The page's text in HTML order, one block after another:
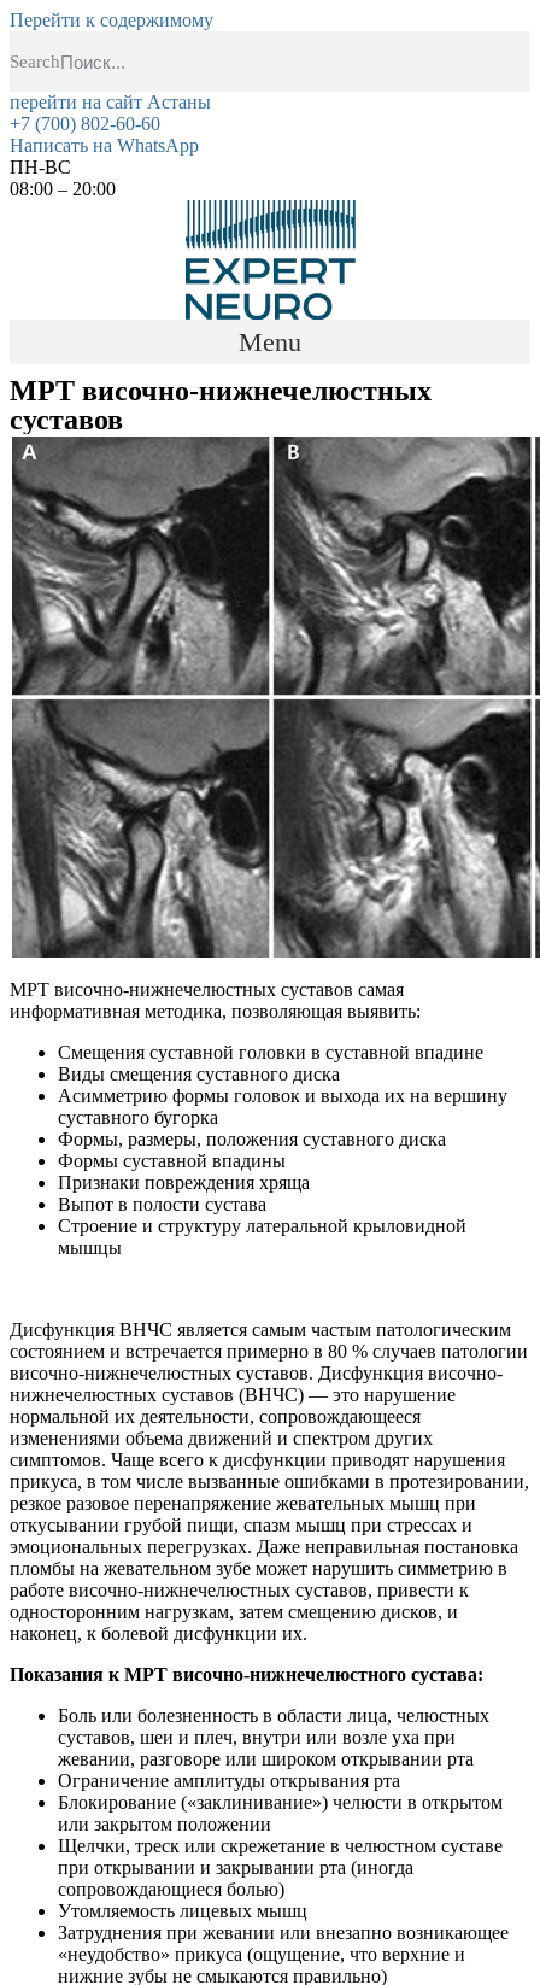
Перейти к содержимому
Search
перейти на сайт Астаны
+7 (700) 802-60-60
Написать на WhatsApp
ПН-ВС
08:00 – 20:00
Menu
МРТ височно-нижнечелюстных
суставов
МРТ височно-нижнечелюстных суставов самая
информативная методика, позволяющая выявить:
Смещения суставной головки в суставной впадине
Виды смещения суставного диска
Асимметрию формы головок и выхода их на вершину
суставного бугорка
Формы, размеры, положения суставного диска
Формы суставной впадины
Признаки повреждения хряща
Выпот в полости сустава
Строение и структуру латеральной крыловидной
мышцы
Дисфункция ВНЧС является самым частым патологическим
состоянием и встречается примерно в 80 % случаев патологии
височно-нижнечелюстных суставов. Дисфункция височно-
нижнечелюстных суставов (ВНЧС) — это нарушение
нормальной их деятельности, сопровождающееся
изменениями объема движений и спектром других
симптомов. Чаще всего к дисфункции приводят нарушения
прикуса, в том числе вызванные ошибками в протезировании,
резкое разовое перенапряжение жевательных мышц при
откусывании грубой пищи, спазм мышц при стрессах и
эмоциональных перегрузках. Даже неправильная постановка
пломбы на жевательном зубе может нарушить симметрию в
работе височно-нижнечелюстных суставов, привести к
односторонним нагрузкам, затем смещению дисков, и
наконец, к болевой дисфункции их.
Показания к МРТ височно-нижнечелюстного сустава:
Боль или болезненность в области лица, челюстных
суставов, шеи и плеч, внутри или возле уха при
жевании, разговоре или широком открывании рта
Ограничение амплитуды открывания рта
Блокирование («заклинивание») челюсти в открытом
или закрытом положении
Щелчки, треск или скрежетание в челюстном суставе
при открывании и закрывании рта (иногда
сопровождающиеся болью)
Утомляемость лицевых мышц
Затруднения при жевании или внезапно возникающее
«неудобство» прикуса (ощущение, что верхние и
нижние зубы не смыкаются правильно)